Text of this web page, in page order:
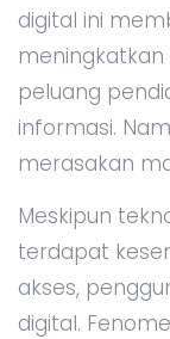
digital ini
peluang
informasi.
merasakan
Meskipun
terdapat
akses,
digital.